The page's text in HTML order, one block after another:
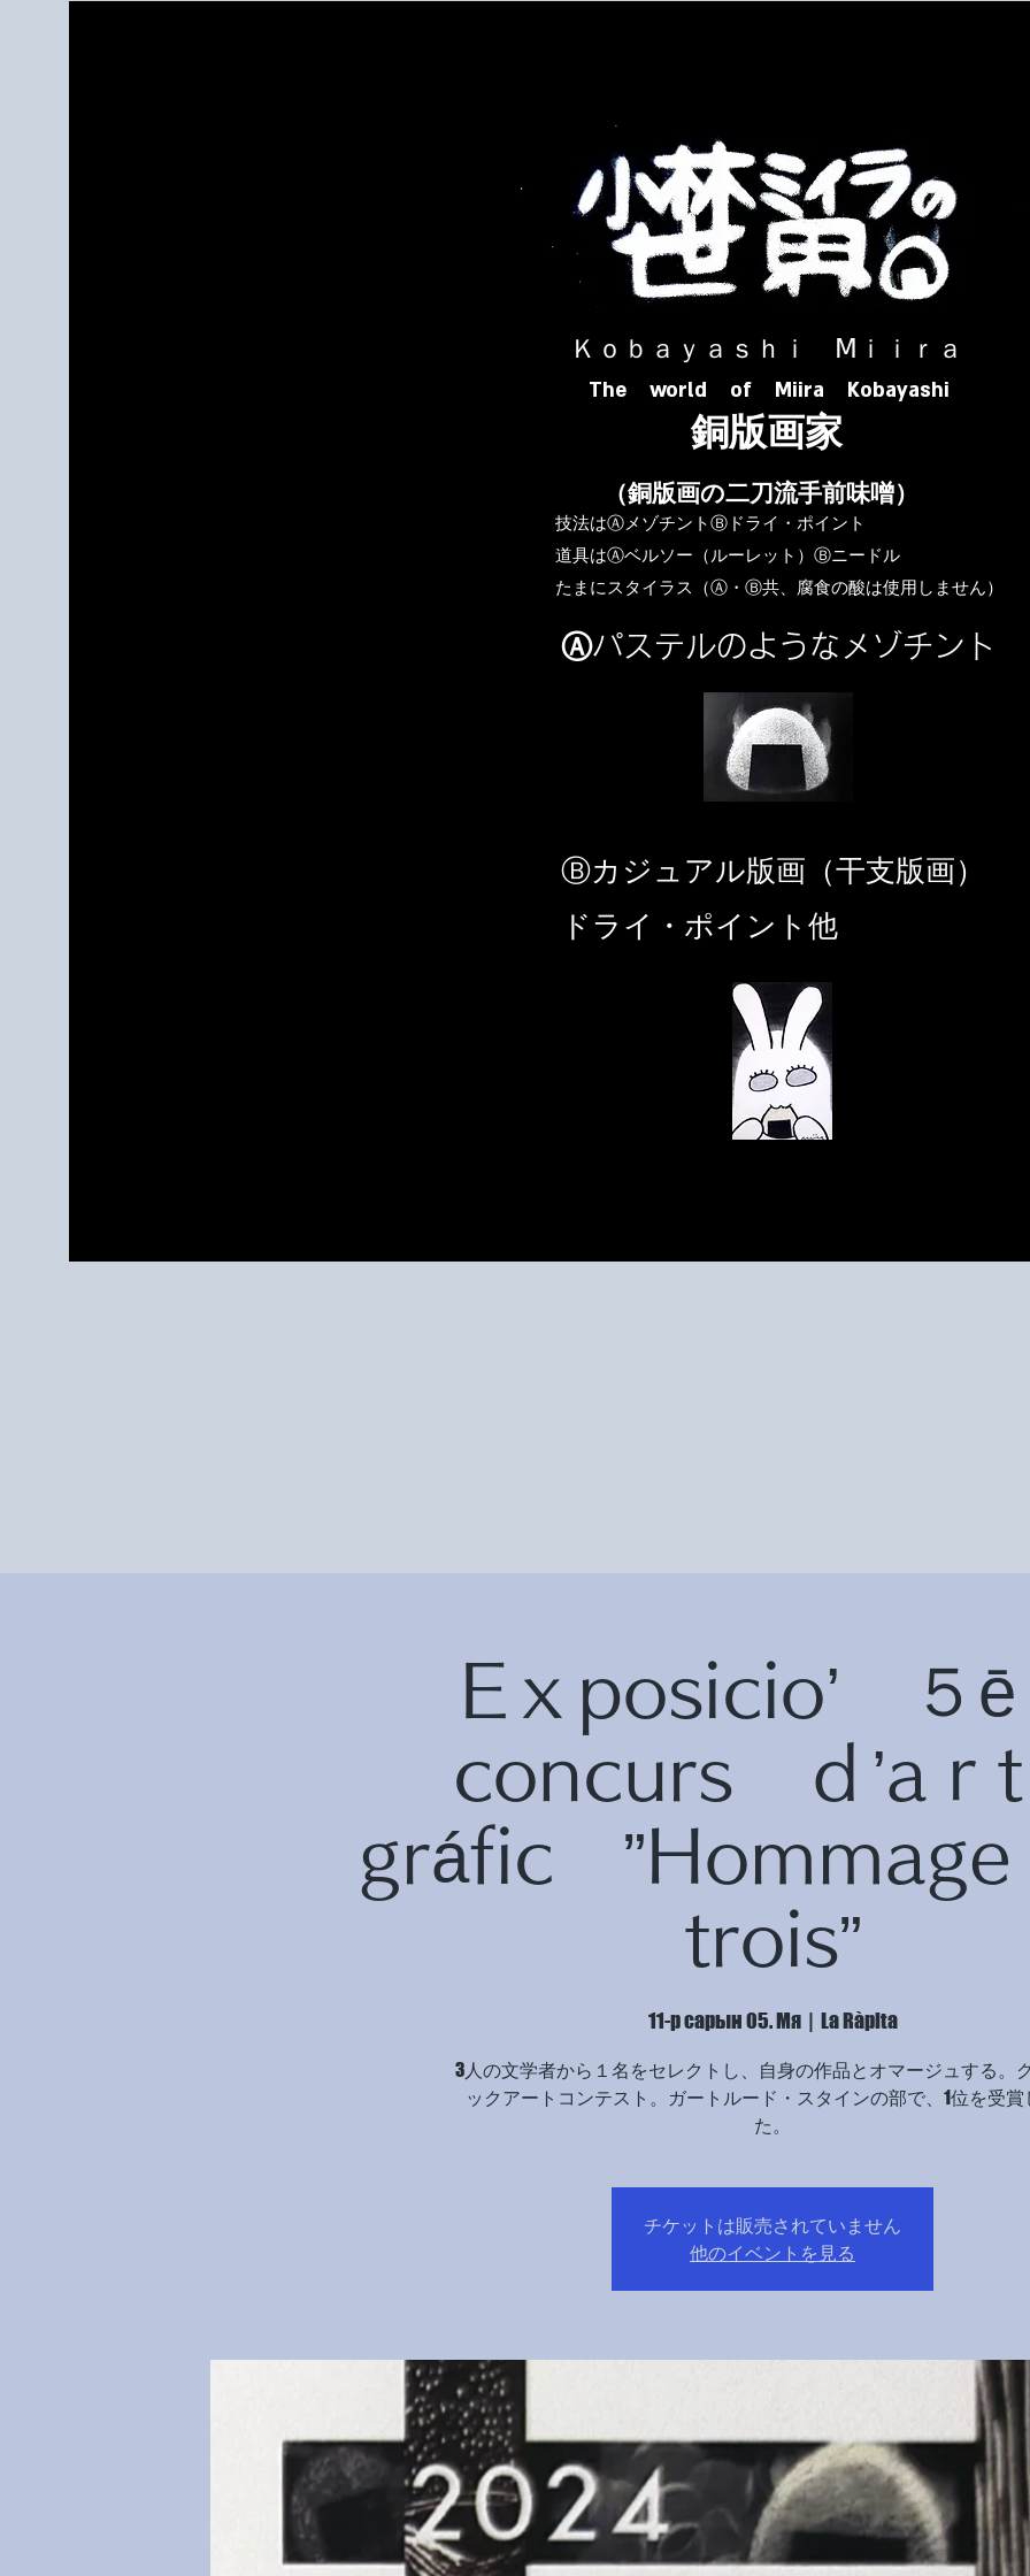
​ Ｋｏｂａｙａｓｈｉ Ⅿｉｉｒａ​
The world of Miira Kobayashi
​銅版画家
​（銅版画の二刀流手前味噌）
​技法はⒶメゾチントⒷドライ・ポイント
道具はⒶベルソー（ルーレット）Ⓑニードル
​たまにスタイラス（Ⓐ・Ⓑ共、腐食の酸は使用しません）
Ⓐパステルのようなメゾチント
​Ⓑカジュアル版画（干支版画）
ドライ・ポイント他
Eｘposicio’ ５
concurs ｄ’a
gráfic
trois”
11-р сарын 05. Мя
  |
La Ràpita
3人の文学者から１名をセレクトし、自身の作品とオマージュする。
ックアートコンテスト。ガートルード・スタインの部で、1位を受賞
た。
チケットは販売されていません
他のイベントを見る